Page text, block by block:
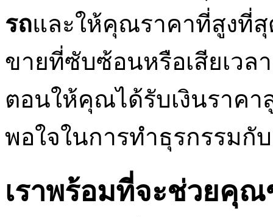
รถและให้คุณราคาที่สูงที่สุ
ขายที่ซับซ้อนหรือเสียเวล
ตอนให้คุณได้รับเงินราคา
พอใจในการทำธุรกรรมกับ
เราพร้อมที่จะช่วยคุ